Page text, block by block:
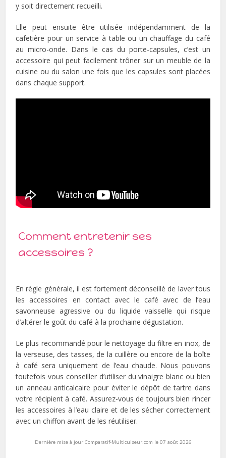
y soit directement recueilli.
Elle peut ensuite être utilisée indépendamment de la
cafetière pour un service à table ou un chauffage du café
au micro-onde. Dans le cas du porte-capsules, c’est un
accessoire qui peut facilement trôner sur un meuble de la
cuisine ou du salon une fois que les capsules sont placées
dans chaque support.
Comment entretenir ses
accessoires ?
En règle générale, il est fortement déconseillé de laver tous
les accessoires en contact avec le café avec de l’eau
savonneuse agressive ou du liquide vaisselle qui risque
d’altérer le goût du café à la prochaine dégustation.
Le plus recommandé pour le nettoyage du filtre en inox, de
la verseuse, des tasses, de la cuillère ou encore de la boîte
à café sera uniquement de l’eau chaude. Nous pouvons
toutefois vous conseiller d’utiliser du vinaigre blanc ou bien
un anneau anticalcaire pour éviter le dépôt de tartre dans
votre récipient à café. Assurez-vous de toujours bien rincer
les accessoires à l’eau claire et de les sécher correctement
avec un chiffon avant de les réutiliser.
Dernière mise à jour Comparatif-Multicuiseur.com le 07 août 2026